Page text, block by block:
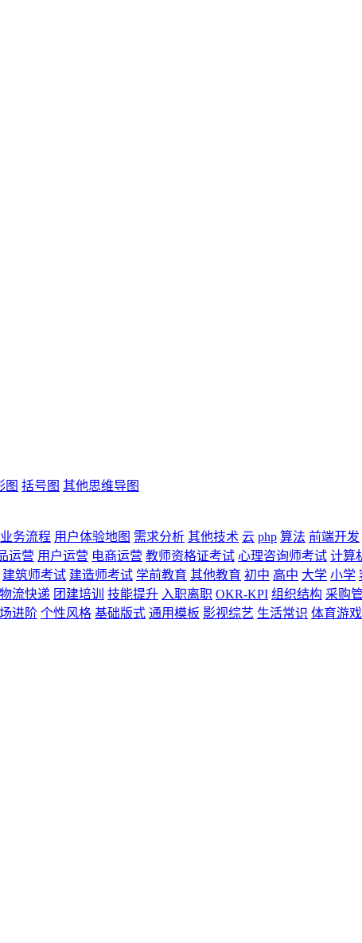
图 括号图 其他思维导图
业务流程 用户体验地图 需求分析 其他技术 云 php 算法 前端开发
运营 用户运营 电商运营 教师资格证考试 心理咨询师考试 计算
建筑师考试 建造师考试 学前教育 其他教育 初中 高中 大学 小学
物流快递 团建培训 技能提升 入职离职 OKR-KPI 组织结构 采购
进阶 个性风格 基础版式 通用模板 影视综艺 生活常识 体育游戏